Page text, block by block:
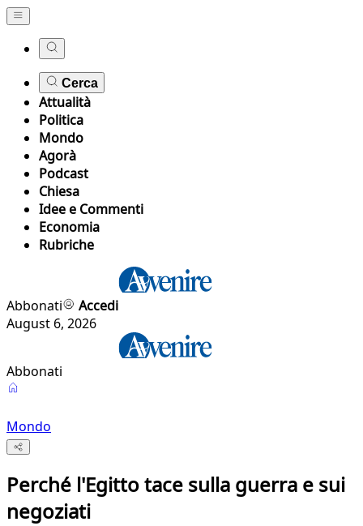
Cerca
Attualità
Politica
Mondo
Agorà
Podcast
Chiesa
Idee e Commenti
Economia
Rubriche
Abbonati
Accedi
August 6, 2026
Abbonati
Mondo
Perché l'Egitto tace sulla guerra e sui
negoziati